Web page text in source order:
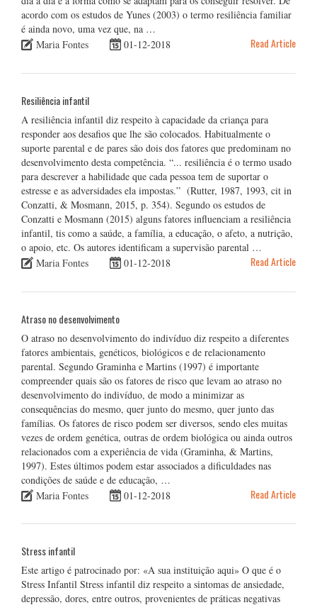
acordo com os estudos de Yunes (2003) o termo resiliência familiar
é ainda novo, uma vez que, na …
Maria Fontes
01-12-2018 Read Article
Resiliência infantil
A resiliência infantil diz respeito à capacidade da criança para
responder aos desafios que lhe são colocados. Habitualmente o
suporte parental e de pares são dois dos fatores que predominam no
desenvolvimento desta competência. “... resiliência é o termo usado
para descrever a habilidade que cada pessoa tem de suportar o
estresse e as adversidades ela impostas.” (Rutter, 1987, 1993, cit in
Conzatti, & Mosmann, 2015, p. 354). Segundo os estudos de
Conzatti e Mosmann (2015) alguns fatores influenciam a resiliência
infantil, tis como a saúde, a família, a educação, o afeto, a nutrição,
o apoio, etc. Os autores identificam a supervisão parental …
Maria Fontes
01-12-2018 Read Article
Atraso no desenvolvimento
O atraso no desenvolvimento do indivíduo diz respeito a diferentes
fatores ambientais, genéticos, biológicos e de relacionamento
parental. Segundo Graminha e Martins (1997) é importante
compreender quais são os fatores de risco que levam ao atraso no
desenvolvimento do indivíduo, de modo a minimizar as
consequências do mesmo, quer junto do mesmo, quer junto das
famílias. Os fatores de risco podem ser diversos, sendo eles muitas
vezes de ordem genética, outras de ordem biológica ou ainda outros
relacionados com a experiência de vida (Graminha, & Martins,
1997). Estes últimos podem estar associados a dificuldades nas
condições de saúde e de educação, …
Maria Fontes
01-12-2018 Read Article
Stress infantil
Este artigo é patrocinado por: «A sua instituição aqui» O que é o
Stress Infantil Stress infantil diz respeito a sintomas de ansiedade,
depressão, dores, entre outros, provenientes de práticas negativas